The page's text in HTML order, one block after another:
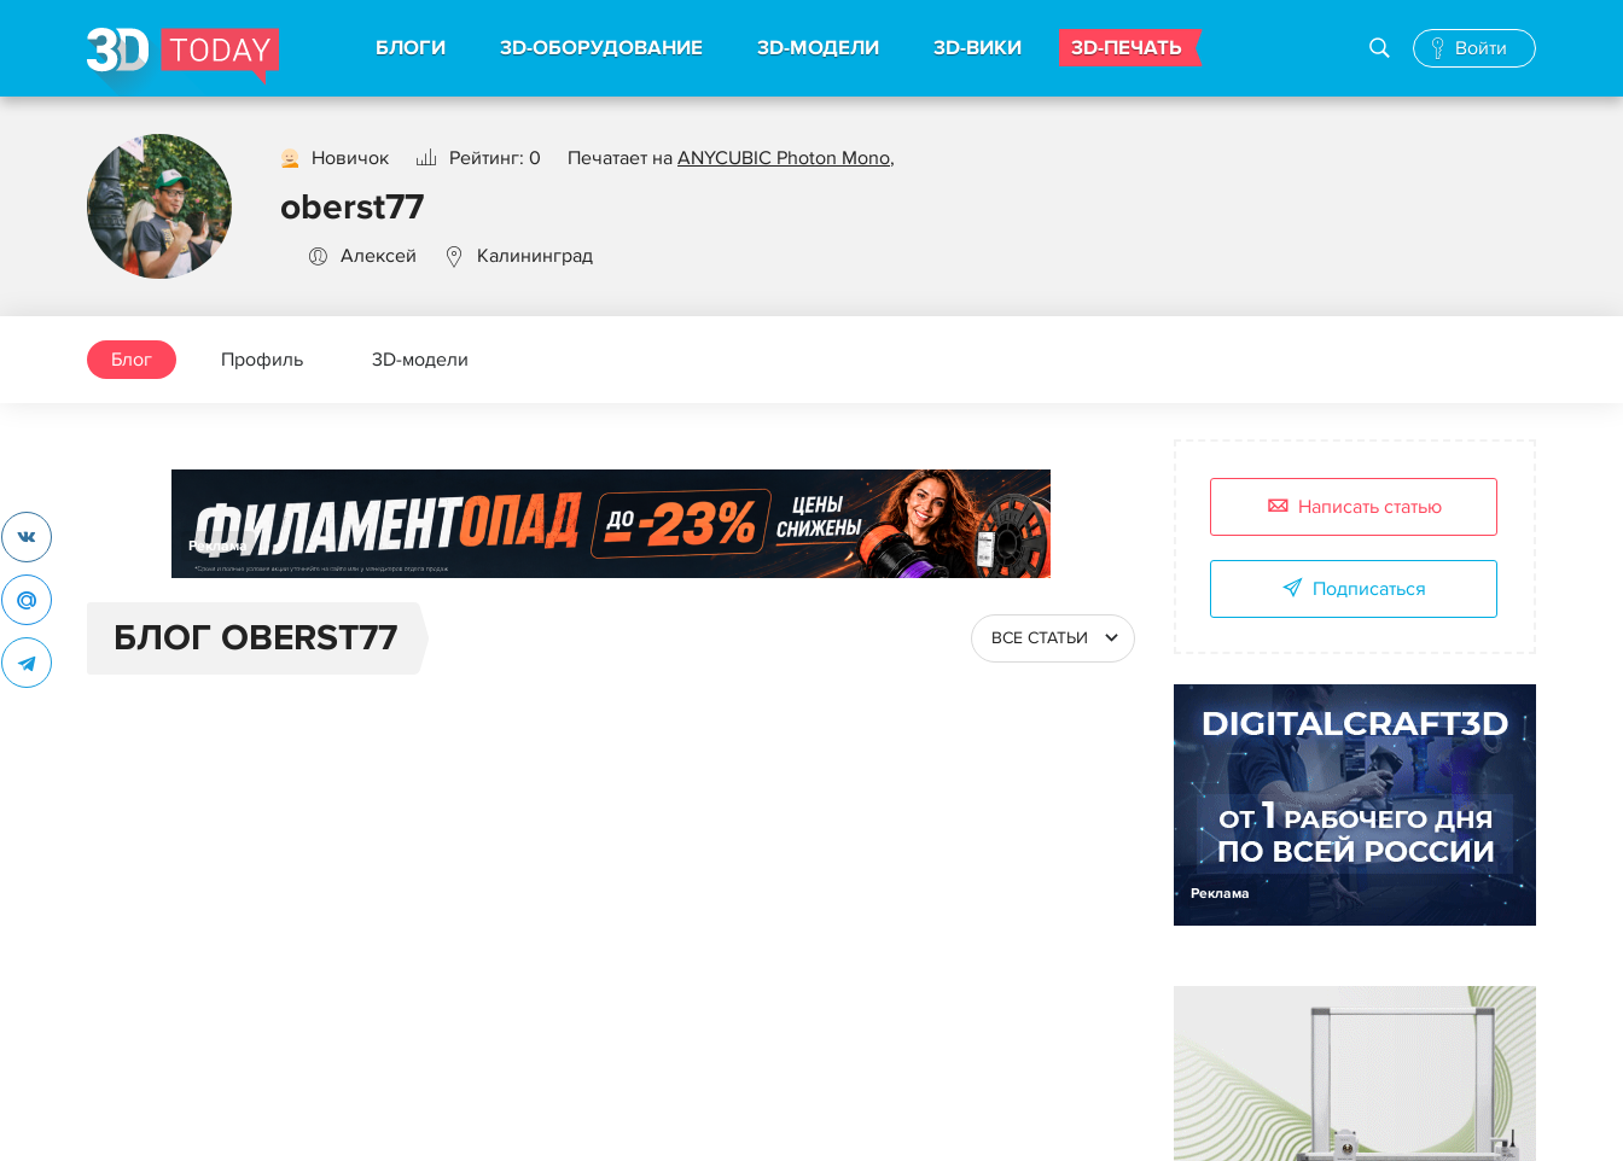
БЛОГИ 3D-ОБОРУДОВАНИЕ 3D-МОДЕЛИ 3D-ВИКИ 3D-ПЕЧАТЬ Войти
Новичок Рейтинг: 0 Печатает на ANYCUBIC Photon Mono,
oberst77
Алексей Калининград
Блог Профиль 3D-модели
Реклама
БЛОГ OBERST77 ВСЕ СТАТЬИ
Написать статью
Подписаться
Реклама